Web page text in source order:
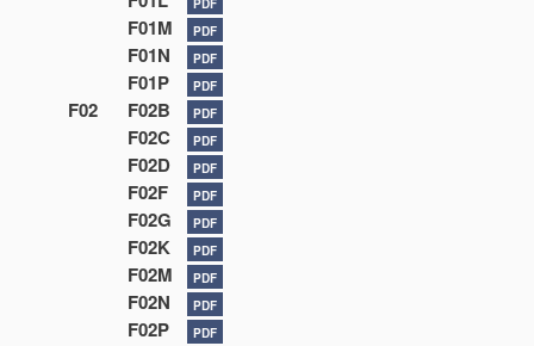
PDF
F01M PDF
F01N PDF
F01P PDF
F02 F02B PDF
F02C PDF
F02D PDF
F02F PDF
F02G PDF
F02K PDF
F02M PDF
F02N PDF
F02P PDF